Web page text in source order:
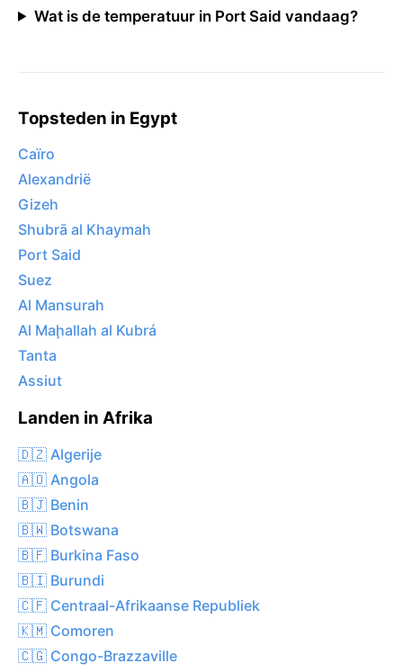
Wat is de temperatuur in Port Said vandaag?
Topsteden in Egypt
Caïro
Alexandrië
Gizeh
Shubrā al Khaymah
Port Said
Suez
Al Mansurah
Al Maḩallah al Kubrá
Tanta
Assiut
Landen in Afrika
🇩🇿 Algerije
🇦🇴 Angola
🇧🇯 Benin
🇧🇼 Botswana
🇧🇫 Burkina Faso
🇧🇮 Burundi
🇨🇫 Centraal-Afrikaanse Republiek
🇰🇲 Comoren
🇨🇬 Congo-Brazzaville